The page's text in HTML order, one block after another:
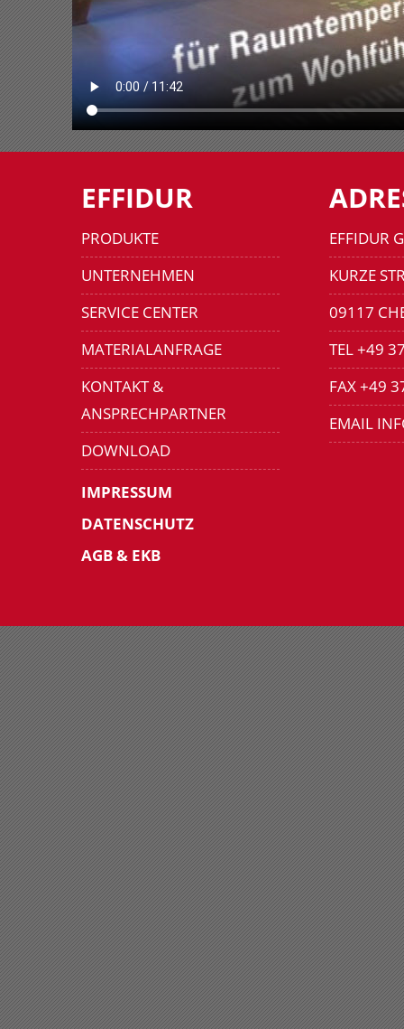
EFFIDUR
PRODUKTE
UNTERNEHMEN
SERVICE CENTER
MATERIALANFRAGE
KONTAKT &
ANSPRECHPARTNER
DOWNLOAD
IMPRESSUM
DATENSCHUTZ
AGB & EKB
EFFIDUR
KURZE
09117
TEL +49
FAX +49
EMAIL